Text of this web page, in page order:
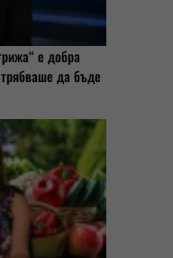
е добра
да бъде